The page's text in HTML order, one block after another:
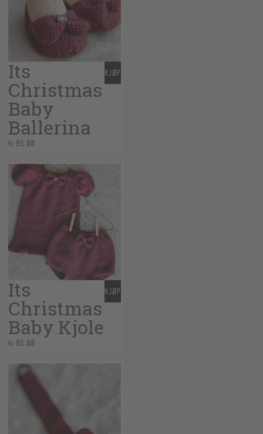
Its
Christmas
Baby
Ballerina
kr85,00
KJØP
Its
Christmas
Baby Kjole
kr85,00
KJØP